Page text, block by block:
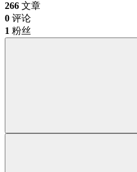
266 文章
0 评论
1 粉丝